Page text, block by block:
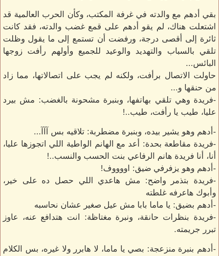
بقي أدهم مع والدته في غرفة المكتب، وكأن الحرب العالمية قد
اشتعلت هناك، لم يقو أدهم على قمع غضب والدته، فقد كانت
ثائرة إلى أقصى درجة، ورفضت أن تستمع إلى ما يقول وظلت
تلقي بالسباب والتهديد والوعيد للجميع وأولهم رأفت زوجها
البائس...
حاولت الاتصال برأفت، ولكنه لم يجب على اتصالاتها، مما زاد
من حنقها و...
-فريدة وهي تلقي بهاتفها، وبنبرة مشحونة بالغضب: مش بيرد
عليا، طيب يا رأفت، طيب..!
-أدهم وهو يشير بيده، وبنبرة مضطربة: تلاقيه بس آآآ...
-فريدة مقاطعة بحدة: أعد مع الهانم الواطية اللي اتجوزها عليا،
أنا، أنا فريدة هانم الرفاعي بنت الحسب والنسب..!
-أدهم وهو يزفرفي ضيق: اووووف!
-فريدة بتذمر واضح: مش هاعدي اللي حصل ده على خير،
وأبوك هاعرفه غلطته
-أدهم بضيق: يا ماما بابا مش عيل صغير عشان نحاسبه
-فريدة بنظرات حانقة، ونبرة مغتاظة: انت هتدافع عنه، عاوز
تبرر جريمته.
-أدهم بنبرة منزعجة: بصي يا ماما، لا هابرر ولا غيره، بس الكلام